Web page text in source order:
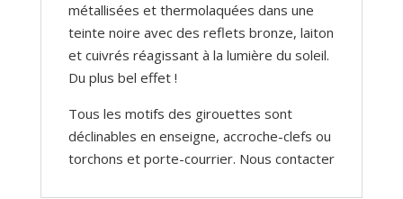
métallisées et thermolaquées dans une
teinte noire avec des reflets bronze, laiton
et cuivrés réagissant à la lumière du soleil.
Du plus bel effet !
Tous les motifs des girouettes sont
déclinables en enseigne, accroche-clefs ou
torchons et porte-courrier. Nous contacter